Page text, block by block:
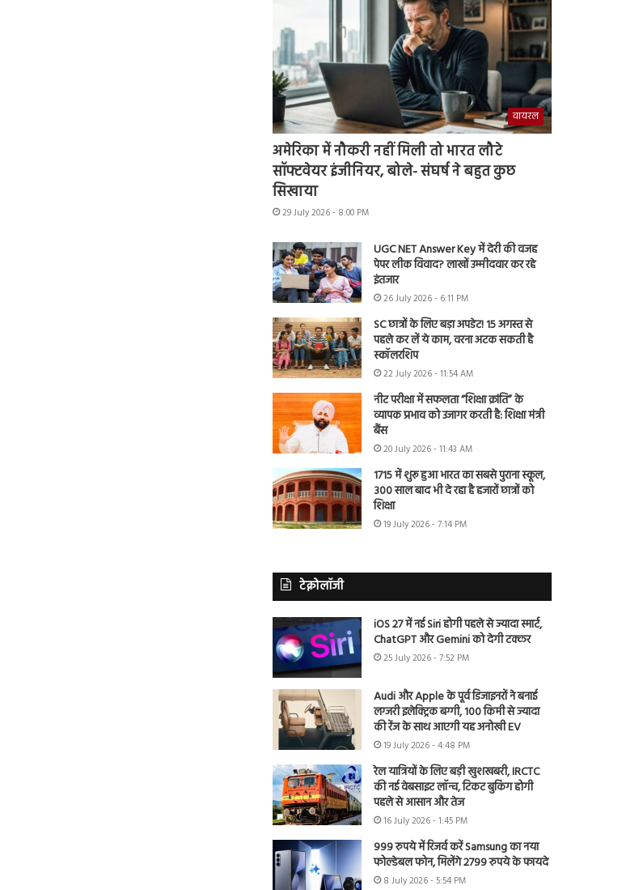
वायरल
अमेरिका में नौकरी नहीं मिली तो भारत लौटे
सॉफ्टवेयर इंजीनियर, बोले- संघर्ष ने बहुत कुछ
सिखाया
29 July 2026 - 8:00 PM
UGC NET Answer Key में देरी की वजह
पेपर लीक विवाद? लाखों उम्मीदवार कर रहे
इंतजार
26 July 2026 - 6:11 PM
SC छात्रों के लिए बड़ा अपडेट! 15 अगस्त से
पहले कर लें ये काम, वरना अटक सकती है
स्कॉलरशिप
22 July 2026 - 11:54 AM
नीट परीक्षा में सफलता “शिक्षा क्रांति” के
व्यापक प्रभाव को उजागर करती है: शिक्षा मंत्री
बैंस
20 July 2026 - 11:43 AM
1715 में शुरू हुआ भारत का सबसे पुराना स्कूल,
300 साल बाद भी दे रहा है हजारों छात्रों को
शिक्षा
19 July 2026 - 7:14 PM
टेक्नोलॉजी
iOS 27 में नई Siri होगी पहले से ज्यादा स्मार्ट,
ChatGPT और Gemini को देगी टक्कर
25 July 2026 - 7:52 PM
Audi और Apple के पूर्व डिजाइनरों ने बनाई
लग्जरी इलेक्ट्रिक बग्गी, 100 किमी से ज्यादा
की रेंज के साथ आएगी यह अनोखी EV
19 July 2026 - 4:48 PM
रेल यात्रियों के लिए बड़ी खुशखबरी, IRCTC
की नई वेबसाइट लॉन्च, टिकट बुकिंग होगी
पहले से आसान और तेज
16 July 2026 - 1:45 PM
999 रुपये में रिजर्व करें Samsung का नया
फोल्डेबल फोन, मिलेंगे 2799 रुपये के फायदे
8 July 2026 - 5:54 PM